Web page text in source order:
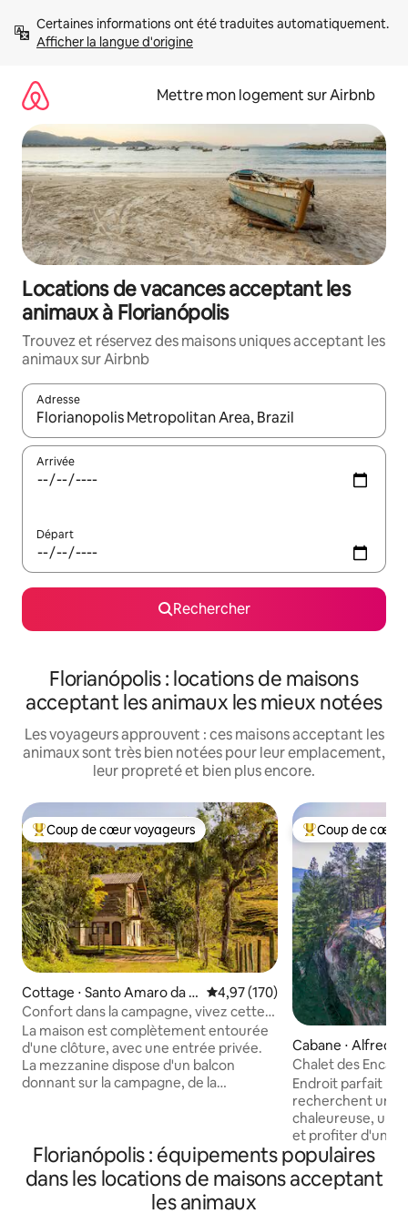
directement
Afficher la langue d'origine
Mettre mon logement sur Airbnb
Locations de vacances acceptant les
animaux à Florianópolis
Trouvez et réservez des maisons uniques acceptant les
animaux sur Airbnb
Adresse
Lorsque les résultats s'affichent, utilisez les flèches vers le
Arrivée
Départ
Rechercher
Florianópolis : locations de maisons
acceptant les animaux les mieux notées
Les voyageurs approuvent : ces maisons acceptant les
animaux sont très bien notées pour leur emplacement,
leur propreté et bien plus encore.
Coups de cœur voyageurs les plus appréciés
Coup de cœur voyageurs
Cottage ⋅ Santo Amaro da I
mperatriz
Évaluation moyenne sur la
4,97 (170)
Confort dans la campagne, vivez cette
expérience !!
La maison est complètement entourée
d'une clôture, avec une entrée privée.
La mezzanine dispose d'un balcon
donnant sur la campagne, de la
bain sociale, une chambre confortable
avec climatisation Q/F, une table à
manger de meubles anciens et une belle
cheminée. La cuisine est grande et
Coups de cœur
Coup de cœur
Cabane ⋅ Alfredo
Chalet des
Endroit parfait
recherchent une
chaleureuse, une
et profiter d'un
de paix et d'air
dispose d'un
avec
Florianópolis : équipements populaires
dans les locations de maisons acceptant
les animaux